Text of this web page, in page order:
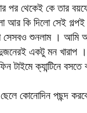
পর থেকেই কে তার
আর কি দিলো সেই
সেসবও শুনলাম । আমি
একটু মন খারাপ
টাইমে ক্যান্টিনে
কোনোদিন পছন্দ